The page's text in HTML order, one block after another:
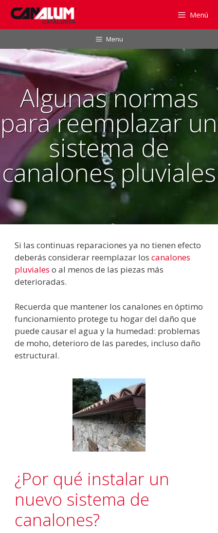
Saltar
contenido
Menú
Menu
Algunas normas
para reemplazar un
sistema de
canalones pluviales
Si las continuas reparaciones ya no tienen efecto
deberás considerar reemplazar los canalones
pluviales o al menos de las piezas más
deterioradas.
Recuerda que mantener los canalones en óptimo
funcionamiento protege tu hogar del daño que
puede causar el agua y la humedad: problemas
de moho, deterioro de las paredes, incluso daño
estructural.
¿Por qué instalar un
nuevo sistema de
canalones?